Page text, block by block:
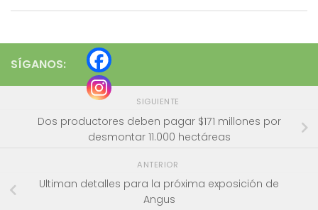
SÍGANOS:
SIGUIENTE
Dos productores deben pagar $171 millones por
desmontar 11.000 hectáreas
ANTERIOR
Ultiman detalles para la próxima exposición de
Angus